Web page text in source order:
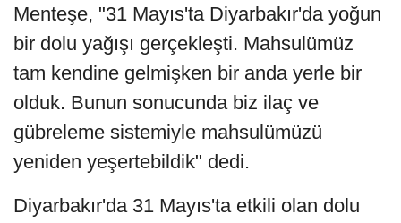
Menteşe, "31 Mayıs'ta Diyarbakır'da yoğun
bir dolu yağışı gerçekleşti. Mahsulümüz
tam kendine gelmişken bir anda yerle bir
olduk. Bunun sonucunda biz ilaç ve
gübreleme sistemiyle mahsulümüzü
yeniden yeşertebildik" dedi.
Diyarbakır'da 31 Mayıs'ta etkili olan dolu